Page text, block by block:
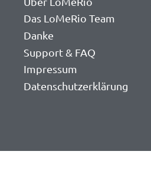
Das LoMeRio Team
Danke
Support & FAQ
Impressum
Datenschutzerklärung